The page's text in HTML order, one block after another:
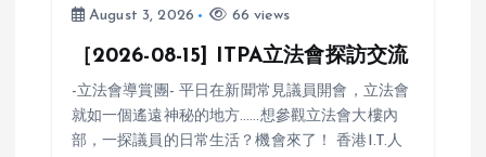
August 3, 2026
66 views
［2026-08-15] ITPA立法會探訪交流
-立法會導賞團- 平日在新聞常見議員開會，立法會
就如一個遙遠神秘的地方……想參觀立法會大樓內
部，一探議員的日常生活？機會來了！ 香港I.T.人